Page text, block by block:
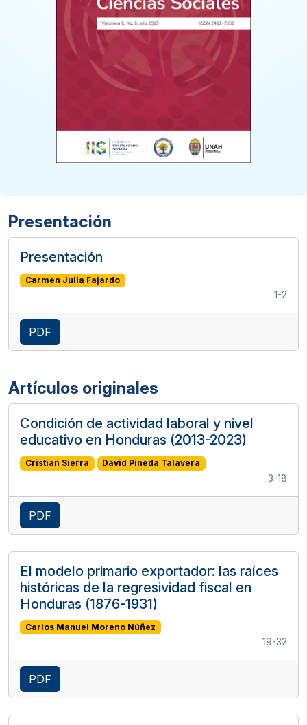
Presentación
Presentación
Carmen Julia Fajardo
1-2
PDF
Artículos originales
Condición de actividad laboral y nivel
educativo en Honduras (2013-2023)
Cristian Sierra David Pineda Talavera
3-18
PDF
El modelo primario exportador: las raíces
históricas de la regresividad fiscal en
Honduras (1876-1931)
Carlos Manuel Moreno Núñez
19-32
PDF